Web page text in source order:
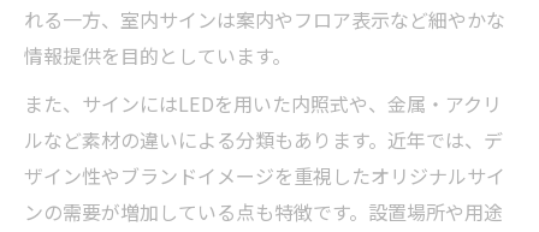
れる一方、室内サインは案内やフロア表示など細やかな
情報提供を目的としています。
また、サインにはLEDを用いた内照式や、金属・アクリ
ルなど素材の違いによる分類もあります。近年では、デ
ザイン性やブランドイメージを重視したオリジナルサイ
ンの需要が増加している点も特徴です。設置場所や用途